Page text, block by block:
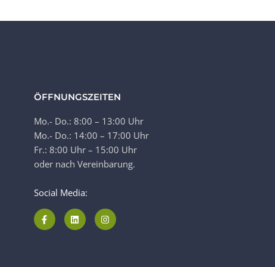
ÖFFNUNGSZEITEN
Mo.- Do.: 8:00 – 13:00 Uhr
Mo.- Do.: 14:00 – 17:00 Uhr
Fr.: 8:00 Uhr – 15:00 Uhr
oder nach Vereinbarung.
Social Media: